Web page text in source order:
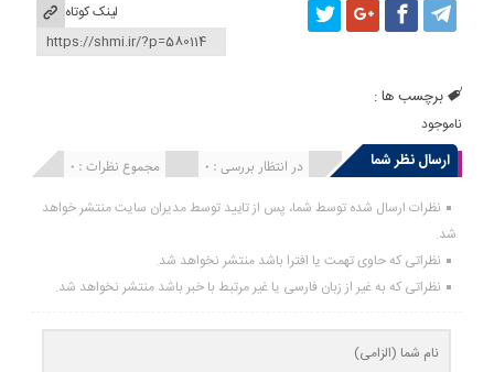
لینک کوتاه
برچسب ها :
ناموجود
ارسال نظر شما مجموع نظرات : 0 در انتظار بررسی : 0 انتشار یافته : 0
نظرات ارسال شده توسط شما، پس از تایید توسط مدیران سایت منتشر خواهد
شد.
نظراتی که حاوی تهمت یا افترا باشد منتشر نخواهد شد.
نظراتی که به غیر از زبان فارسی یا غیر مرتبط با خبر باشد منتشر نخواهد شد.